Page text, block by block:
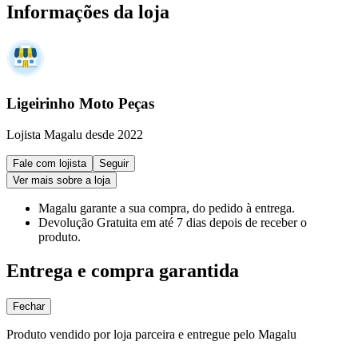
Informações da loja
Ligeirinho Moto Peças
Lojista Magalu desde 2022
Fale com lojista
Seguir
Ver mais sobre a loja
Magalu garante a sua compra, do pedido à entrega.
Devolução Gratuita em até 7 dias depois de receber o
produto.
Entrega e compra garantida
Fechar
Produto vendido por loja parceira e entregue pelo Magalu